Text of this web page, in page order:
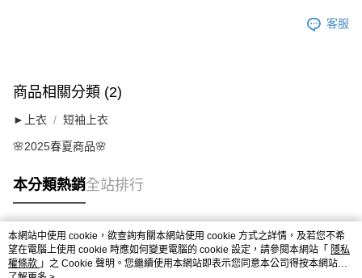
客服
商品相關分類 (2)
►上衣 短袖上衣
🌸2025春夏商品🌸
本分類熱銷全站排行
熱門標籤
本網站中使用 cookie，欲查詢有關本網站使用 cookie 方式之詳情，及若您不希
望在電腦上使用 cookie 時應如何變更電腦的 cookie 設定，請參閱本網站「 隱私
權條款 」之 Cookie 聲明。您繼續使用本網站即表示您同意本公司得按本網站使